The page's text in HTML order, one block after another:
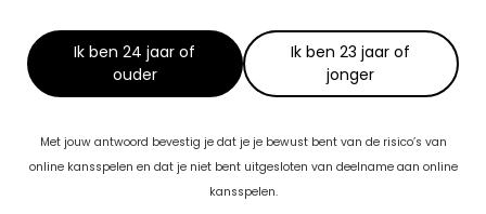
Ik ben 24 jaar of
ouder
Ik ben 23 jaar of
jonger
Met jouw antwoord bevestig je dat je je bewust bent van de risico’s van
online kansspelen en dat je niet bent uitgesloten van deelname aan online
kansspelen.
Dit artikel is tot stand gekomen in samenwerking met:
Drogisterij De Rode Pilaren
Specialisten in jouw buurt